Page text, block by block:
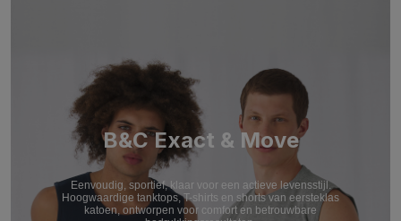
B&C Exact & Move
Eenvoudig, sportief, klaar voor een actieve levensstijl.
Hoogwaardige tanktops, T-shirts en shorts van eersteklas
katoen, ontworpen voor comfort en betrouwbare